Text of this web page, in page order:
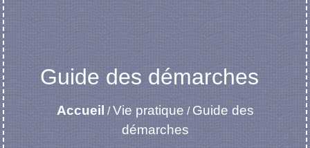
Guide des démarches
Accueil /Vie pratique/ Guide des
démarches